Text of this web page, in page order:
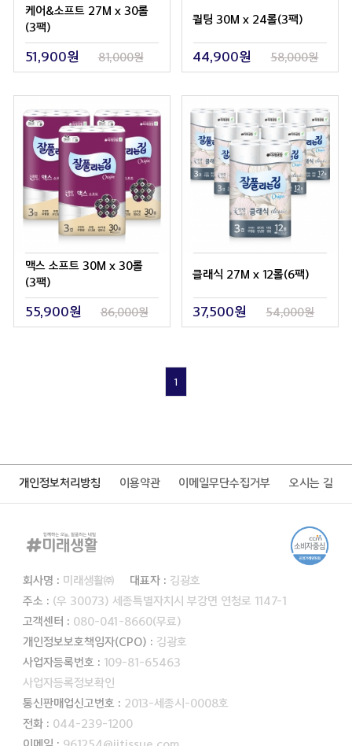
케어&소프트 27M x 30롤
(3팩)
51,900원 81,000원
퀼팅 30M x 24롤(3팩)
44,900원 58,000원
맥스 소프트 30M x 30롤
(3팩)
55,900원 86,000원
클래식 27M x 12롤(6팩)
37,500원 54,000원
1
개인정보처리방침 이용약관 이메일무단수집거부 오시는 길
회사명 : 미래생활㈜ 대표자 : 김광호
주소 : (우 30073) 세종특별자치시 부강면 연청로 1147-1
고객센터 : 080-041-8660(무료)
개인정보보호책임자(CPO) : 김광호
사업자등록번호 : 109-81-65463
사업자등록정보확인
통신판매업신고번호 : 2013-세종시-0008호
전화 : 044-239-1200